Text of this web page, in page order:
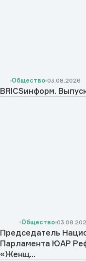
Общество 03.08.2026
BRICSинформ.
Общество
Председатель
Парламента ЮАР
«Женщ...